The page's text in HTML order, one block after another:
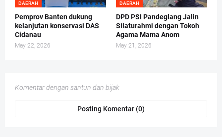
DAERAH
Pemprov Banten dukung
kelanjutan konservasi DAS
Cidanau
May 22, 2026
DAERAH
DPD PSI Pandeglang Jalin
Silaturahmi dengan Tokoh
Agama Mama Anom
May 21, 2026
Komentar dengan santun dan bijak
Posting Komentar (0)